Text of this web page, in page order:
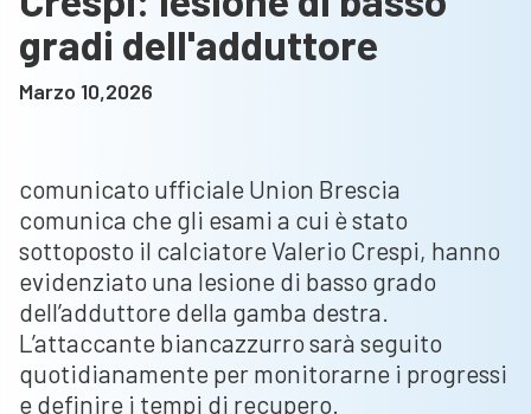
gradi dell'adduttore
Marzo 10,2026
comunicato ufficiale Union Brescia
comunica che gli esami a cui è stato
sottoposto il calciatore Valerio Crespi, hanno
evidenziato una lesione di basso grado
dell’adduttore della gamba destra.
L’attaccante biancazzurro sarà seguito
quotidianamente per monitorarne i progressi
e definire i tempi di recupero.